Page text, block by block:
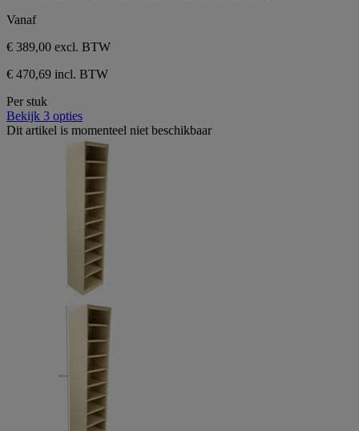
Vanaf
€ 389,00 excl. BTW
€ 470,69 incl. BTW
Per stuk
Bekijk 3 opties
Dit artikel is momenteel niet beschikbaar